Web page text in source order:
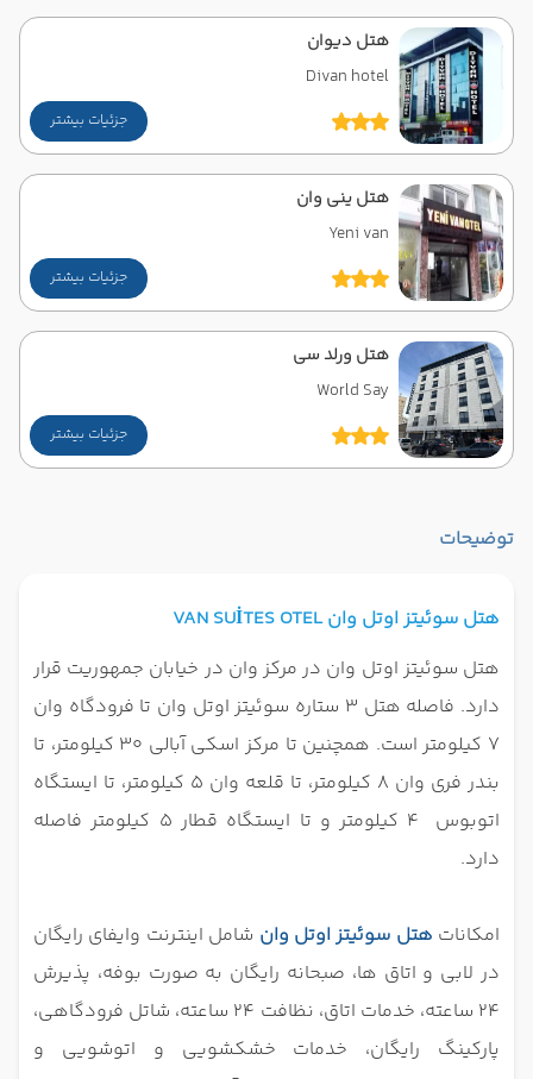
هتل دیوان
Divan hotel
جزئیات بیشتر
هتل ینی وان
Yeni van
جزئیات بیشتر
هتل ورلد سی
World Say
جزئیات بیشتر
توضیحات
هتل سوئیتز اوتل وان VAN SUİTES OTEL
هتل سوئیتز اوتل وان در مرکز وان در خیابان جمهوریت قرار
دارد. فاصله هتل 3 ستاره سوئیتز اوتل وان تا فرودگاه وان
7 کیلومتر است. همچنین تا مرکز اسکی آبالی 30 کیلومتر، تا
بندر فری وان 8 کیلومتر، تا قلعه وان 5 کیلومتر، تا ایستگاه
اتوبوس 4 کیلومتر و تا ایستگاه قطار 5 کیلومتر فاصله
دارد.
امکانات هتل سوئیتز اوتل وان شامل اینترنت وایفای رایگان
در لابی و اتاق ها، صبحانه رایگان به صورت بوفه، پذیرش
24 ساعته، خدمات اتاق، نظافت 24 ساعته، شاتل فرودگاهی،
پارکینگ رایگان، خدمات خشکشویی و اتوشویی و